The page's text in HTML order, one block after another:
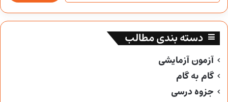
دسته بندی مطالب
آزمون آزمایشی
گام به گام
جزوه درسی